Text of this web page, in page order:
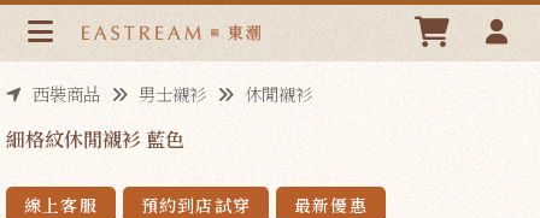
細格紋休閒襯衫 藍色 | 東潮時裝西服EASTREAM
西裝商品 男士襯衫 休閒襯衫
細格紋休閒襯衫 藍色
線上客服 預約到店試穿
最新優惠